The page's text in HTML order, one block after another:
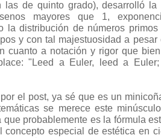
las de quinto grado), desarrolló
mayores que 1,
la distribución de números
y con tal majestuosidad a
cuanto a notación y rigor que
"Leed a Euler, leed a
el post, ya sé que es un
se merece este
que probablemente es la fórmula
concepto especial de estética en